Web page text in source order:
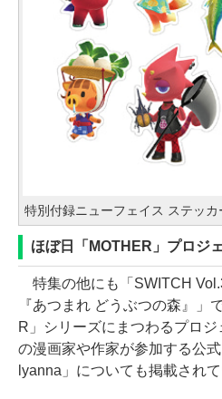
特別付録ニューフェイス ステッカ
ほぼ日「MOTHER」プロジ
特集の他にも「SWITCH
『あつまれ どうぶつの森』」
R」シリーズにまつわるプロ
の漫画家や作家が参加する公
lyanna」についても掲載されて